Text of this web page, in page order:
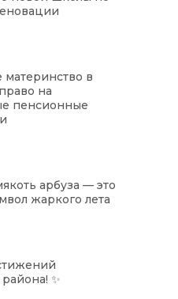
в
на
пенсионные
арбуза — это
жаркого лета
✨